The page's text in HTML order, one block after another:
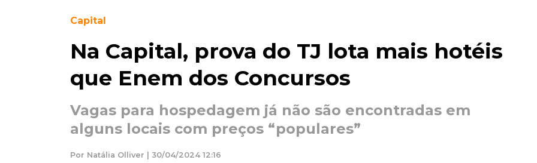
Capital
Na Capital, prova do TJ lota mais hotéis
que Enem dos Concursos
Vagas para hospedagem já não são encontradas em
alguns locais com preços “populares”
Por Natália Olliver | 30/04/2024 12:16